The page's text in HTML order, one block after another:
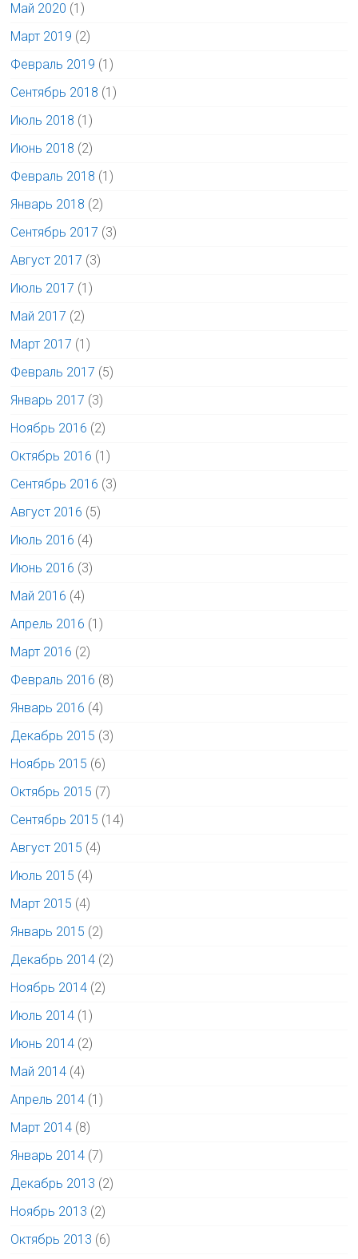
Май 2020 (1)
Март 2019 (2)
Февраль 2019 (1)
Сентябрь 2018 (1)
Июль 2018 (1)
Июнь 2018 (2)
Февраль 2018 (1)
Январь 2018 (2)
Сентябрь 2017 (3)
Август 2017 (3)
Июль 2017 (1)
Май 2017 (2)
Март 2017 (1)
Февраль 2017 (5)
Январь 2017 (3)
Ноябрь 2016 (2)
Октябрь 2016 (1)
Сентябрь 2016 (3)
Август 2016 (5)
Июль 2016 (4)
Июнь 2016 (3)
Май 2016 (4)
Апрель 2016 (1)
Март 2016 (2)
Февраль 2016 (8)
Январь 2016 (4)
Декабрь 2015 (3)
Ноябрь 2015 (6)
Октябрь 2015 (7)
Сентябрь 2015 (14)
Август 2015 (4)
Июль 2015 (4)
Март 2015 (4)
Январь 2015 (2)
Декабрь 2014 (2)
Ноябрь 2014 (2)
Июль 2014 (1)
Июнь 2014 (2)
Май 2014 (4)
Апрель 2014 (1)
Март 2014 (8)
Январь 2014 (7)
Декабрь 2013 (2)
Ноябрь 2013 (2)
Октябрь 2013 (6)